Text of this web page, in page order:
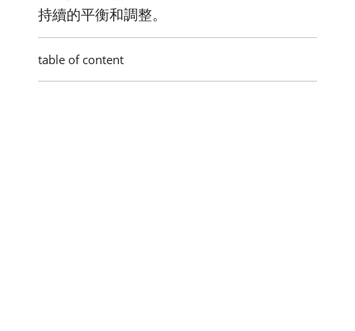
持續的平衡和調整。
table of content